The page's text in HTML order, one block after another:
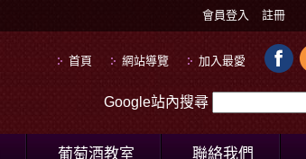
會員登入 註冊
首頁 網站導覽 加入最愛
Google站內搜尋
葡萄酒教室 聯絡我們